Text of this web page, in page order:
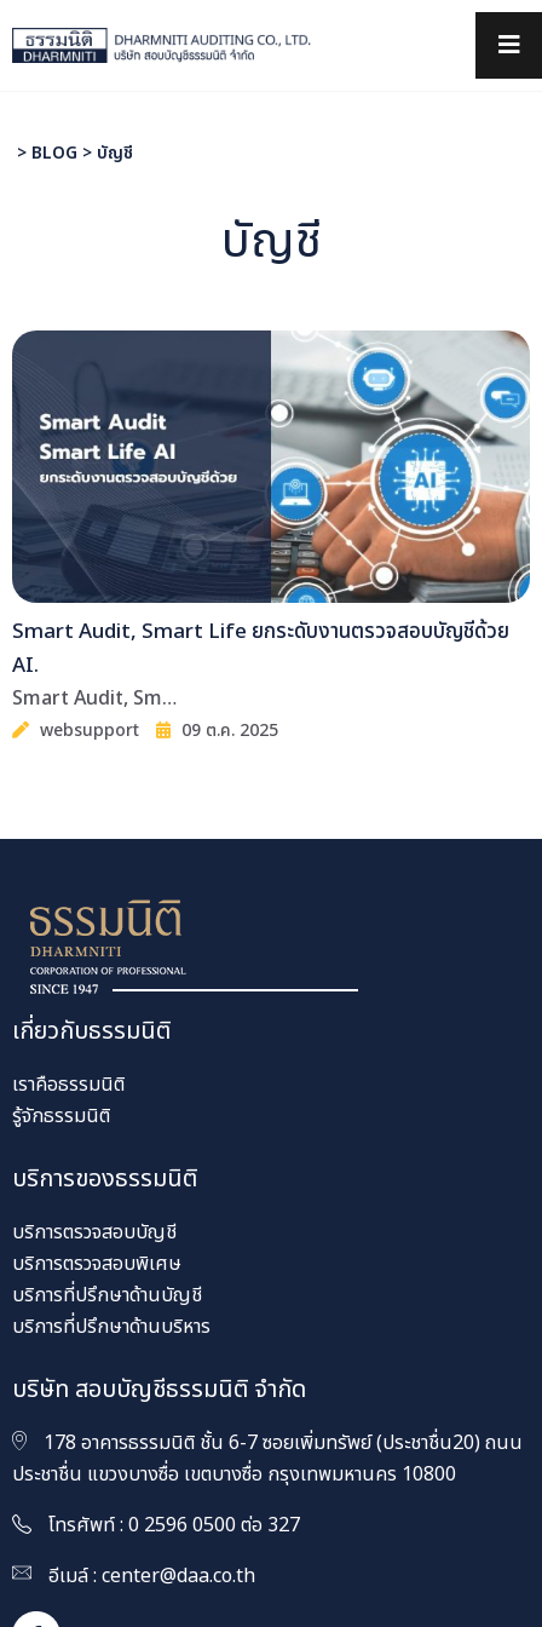
> BLOG > บัญชี
บัญชี
Smart Audit, Smart Life ยกระดับงานตรวจสอบบัญชีด้วย
AI.
Smart Audit, Sm…
websupport 09 ต.ค. 2025
เกี่ยวกับธรรมนิติ
เราคือธรรมนิติ
รู้จักธรรมนิติ
บริการของธรรมนิติ
บริการตรวจสอบบัญชี
บริการตรวจสอบพิเศษ
บริการที่ปรึกษาด้านบัญชี
บริการที่ปรึกษาด้านบริหาร
บริษัท สอบบัญชีธรรมนิติ จำกัด
178 อาคารธรรมนิติ ชั้น 6-7 ซอยเพิ่มทรัพย์ (ประชาชื่น20) ถนน
ประชาชื่น แขวงบางซื่อ เขตบางซื่อ กรุงเทพมหานคร 10800
โทรศัพท์ : 0 2596 0500 ต่อ 327
อีเมล์ : center@daa.co.th
×